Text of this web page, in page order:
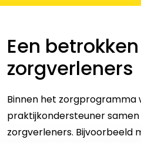
Een
zorgverleners
Binnen het zorgprogramma
praktijkondersteuner
zorgverleners. Bijvoorbeeld